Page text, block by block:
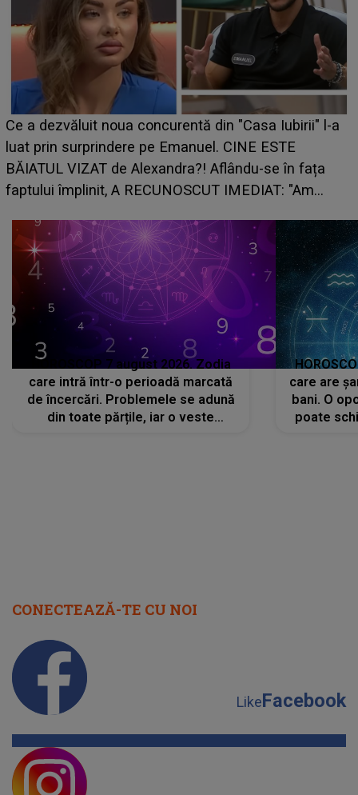
"Casa Iubirii" l-a
ESTE
se în fața
"Am
HOROSCOP de weekend, 8-9
care riscă să rămână fără bani. O
grabă îi aduce pierderi
planurile peste cap
HOROSCOP 7 august 2026. Zodia
care intră într-o perioadă marcată
de încercări. Problemele se adună
din toate părțile, iar o veste
care are
bani. O
poate
CONECTEAZĂ-TE CU NOI
LikeFacebook